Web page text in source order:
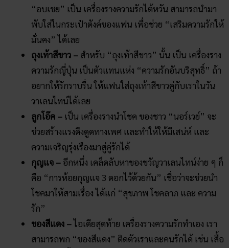
“อบเชย” เป็น เครื่องรางความรักไต้หวัน สามารถนำมา
พับใส่ในกระเป๋าตังค์ของแฟน เพื่อช่วย “เสริมความรักให้
มั่นคง” ได้เลย
ถุงเท้าสีขาว – สำหรับ “ถุงเท้าสีขาว” นั้น เป็น เครื่องราง
ความรักญี่ปุ่น เป็นตัวแทนแห่ง “ความรักอันบริสุทธิ์” ถ้า
อยากให้รักราบรื่น ให้แฟนใส่ถุงเท้าสีขาวคู่กับเราในวัน
วาเลนไทน์ได้เลย
ลูกโอ๊ค – เป็น เครื่องรางนำโชค ของชาว “นอร์เวย์” จะ
ช่วยสร้างแรงดึงดูดทางเพศ และทำให้ให้มีเสน่ห์ และ
ความเจริญรุ่งเรืองมาสู่คู่รักได้
กุญแจ – อีกหนึ่ง เคล็ดลับหาของขวัญวาเลนไทน์ง่าย ๆ ก็
คือ “การห้อยกุญแจ 3 ดอกไว้ด้วยกัน” เชื่อว่าจะช่วยนำ
โชคมาให้สามเรื่อง ได้แก่ “สุขภาพ โชคลาภ และ ความ
รัก”
ของสีแดง –ไอเดียสุดท้าย เครื่องรางความรักทําเอง เรา
สามารถพก “ของสีแดง” ติดตัวเราและคนรักได้ เช่น เสื้อ